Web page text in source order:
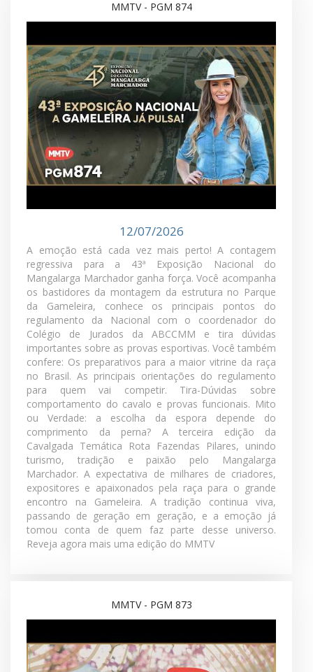
Últimos programas TODOS OS PROGRAMAS
12/07/2026
A emoção está cada vez mais perto! A contagem
regressiva para a 43ª Exposição Nacional do
Mangalarga Marchador ganha força. Você acompanha
os bastidores da montagem da estrutura no Parque
da Gameleira, conhece os principais pontos do
regulamento da Nacional com o coordenador do
Colégio de Jurados da ABCCMM e tira dúvidas
importantes sobre as provas esportivas. Você também
comportamento do cavalo e provas funcionais. Mito
ou Verdade: a escolha da espora depende do
Cavalgada Temática Rota Fazendas Pilares, unindo
turismo, tradição e paixão pelo Mangalarga
Marchador. A expectativa de milhares de criadores,